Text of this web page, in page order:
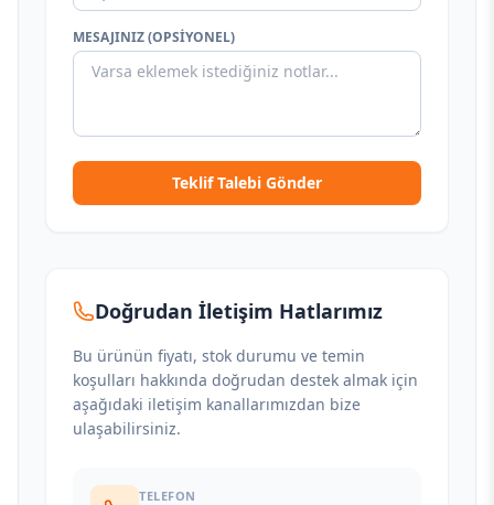
MESAJINIZ (OPSIYONEL)
Teklif Talebi Gönder
Doğrudan İletişim Hatlarımız
Bu ürünün fiyatı, stok durumu ve temin
koşulları hakkında doğrudan destek almak için
aşağıdaki iletişim kanallarımızdan bize
ulaşabilirsiniz.
TELEFON